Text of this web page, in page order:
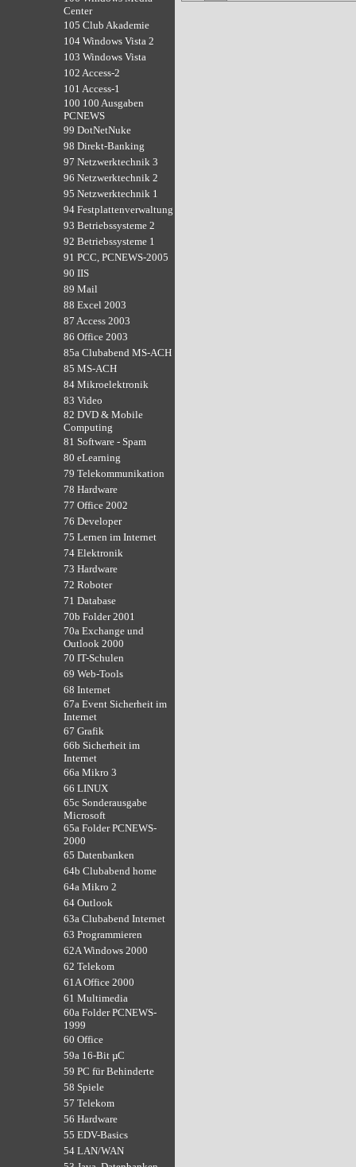
Center
105 Club Akademie
104 Windows Vista 2
103 Windows Vista
102 Access-2
101 Access-1
100 100 Ausgaben
PCNEWS
99 DotNetNuke
98 Direkt-Banking
97 Netzwerktechnik 3
96 Netzwerktechnik 2
95 Netzwerktechnik 1
94 Festplattenverwaltung
93 Betriebssysteme 2
92 Betriebssysteme 1
91 PCC, PCNEWS-2005
90 IIS
89 Mail
88 Excel 2003
87 Access 2003
86 Office 2003
85a Clubabend MS-ACH
85 MS-ACH
84 Mikroelektronik
83 Video
82 DVD & Mobile
Computing
81 Software - Spam
80 eLearning
79 Telekommunikation
78 Hardware
77 Office 2002
76 Developer
75 Lernen im Internet
74 Elektronik
73 Hardware
72 Roboter
71 Database
70b Folder 2001
70a Exchange und
Outlook 2000
70 IT-Schulen
69 Web-Tools
68 Internet
67a Event Sicherheit im
Internet
67 Grafik
66b Sicherheit im
Internet
66a Mikro 3
66 LINUX
65c Sonderausgabe
Microsoft
65a Folder PCNEWS-
2000
65 Datenbanken
64b Clubabend home
64a Mikro 2
64 Outlook
63a Clubabend Internet
63 Programmieren
62A Windows 2000
62 Telekom
61A Office 2000
61 Multimedia
60a Folder PCNEWS-
1999
60 Office
59a 16-Bit µC
59 PC für Behinderte
58 Spiele
57 Telekom
56 Hardware
55 EDV-Basics
54 LAN/WAN